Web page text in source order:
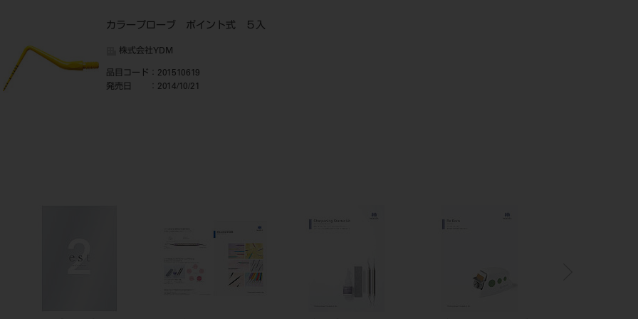
カラープローブ ポイント式 ５入
株式会社YDM
品目コード ：201510619
発売日
：2014/10/21